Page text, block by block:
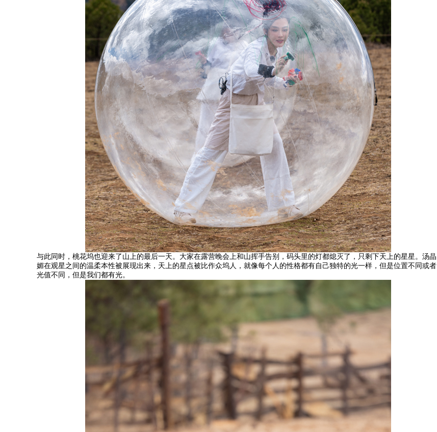
与此同时，桃花坞也迎来了山上的最后一天。大家在露营晚会上和山挥手告别，码头里的灯都熄灭了，只剩下天上的星星。汤晶
媚在观星之间的温柔本性被展现出来，天上的星点被比作众坞人，就像每个人的性格都有自己独特的光一样，但是位置不同或者
光值不同，但是我们都有光。